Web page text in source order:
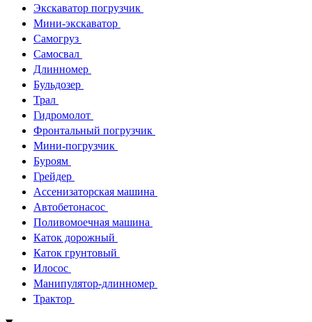
Экскаватор погрузчик
Мини-экскаватор
Самогруз
Самосвал
Длинномер
Бульдозер
Трал
Гидромолот
Фронтальный погрузчик
Мини-погрузчик
Буроям
Грейдер
Ассенизаторская машина
Автобетонасос
Поливомоечная машина
Каток дорожный
Каток грунтовый
Илосос
Манипулятор-длинномер
Трактор